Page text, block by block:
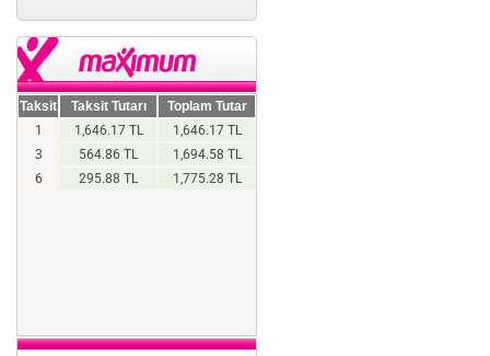
Taksit Taksit Tutarı
Toplam Tutar
1
1,646.17 TL
1,646.17 TL
3
564.86 TL
1,694.58 TL
6
295.88 TL 1,775.28 TL